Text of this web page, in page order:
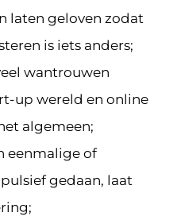
laten geloven zodat
is iets anders;
wantrouwen
up wereld en online
algemeen;
eenmalige of
gedaan, laat